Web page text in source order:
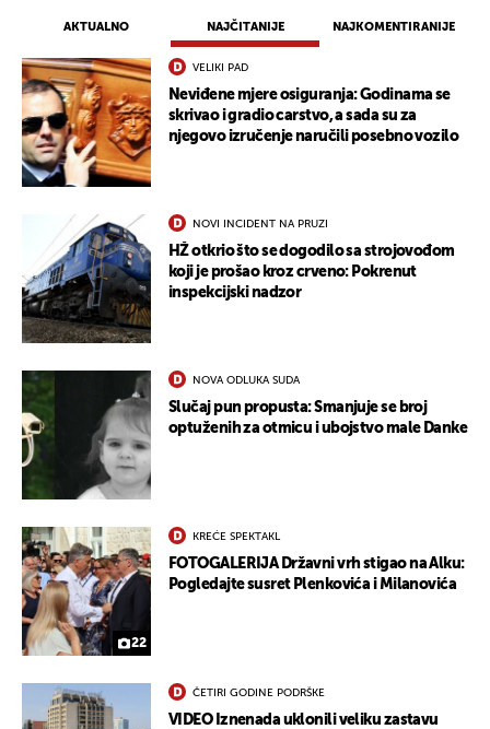
AKTUALNO NAJČITANIJE NAJKOMENTIRANIJE
VELIKI PAD
Neviđene mjere osiguranja: Godinama se
skrivao i gradio carstvo, a sada su za
njegovo izručenje naručili posebno vozilo
NOVI INCIDENT NA PRUZI
HŽ otkrio što se dogodilo sa strojovođom
koji je prošao kroz crveno: Pokrenut
inspekcijski nadzor
NOVA ODLUKA SUDA
Slučaj pun propusta: Smanjuje se broj
optuženih za otmicu i ubojstvo male Danke
22
KREĆE SPEKTAKL
FOTOGALERIJA Državni vrh stigao na Alku:
Pogledajte susret Plenkovića i Milanovića
ČETIRI GODINE PODRŠKE
VIDEO Iznenada uklonili veliku zastavu
UKLJUČITE NOTIFIKACIJE